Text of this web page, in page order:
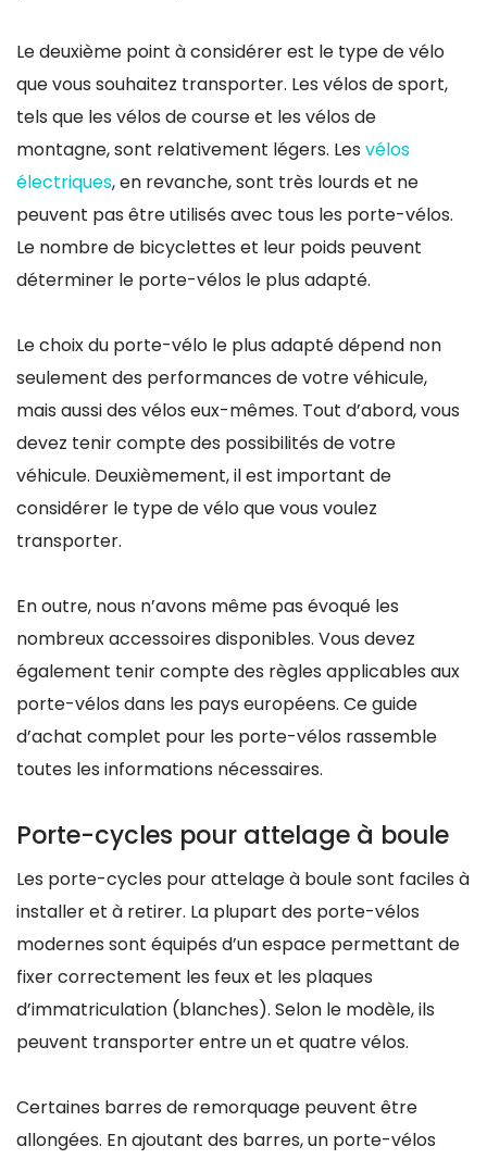
Le deuxième point à considérer est le type de vélo
que vous souhaitez transporter. Les vélos de sport,
tels que les vélos de course et les vélos de
montagne, sont relativement légers. Les vélos
électriques, en revanche, sont très lourds et ne
peuvent pas être utilisés avec tous les porte-vélos.
Le nombre de bicyclettes et leur poids peuvent
déterminer le porte-vélos le plus adapté.
Le choix du porte-vélo le plus adapté dépend non
seulement des performances de votre véhicule,
mais aussi des vélos eux-mêmes. Tout d’abord, vous
devez tenir compte des possibilités de votre
véhicule. Deuxièmement, il est important de
considérer le type de vélo que vous voulez
transporter.
En outre, nous n’avons même pas évoqué les
nombreux accessoires disponibles. Vous devez
également tenir compte des règles applicables aux
porte-vélos dans les pays européens. Ce guide
d’achat complet pour les porte-vélos rassemble
toutes les informations nécessaires.
Porte-cycles pour attelage à boule
Les porte-cycles pour attelage à boule sont faciles à
installer et à retirer. La plupart des porte-vélos
modernes sont équipés d’un espace permettant de
fixer correctement les feux et les plaques
d’immatriculation (blanches). Selon le modèle, ils
peuvent transporter entre un et quatre vélos.
Certaines barres de remorquage peuvent être
allongées. En ajoutant des barres, un porte-vélos